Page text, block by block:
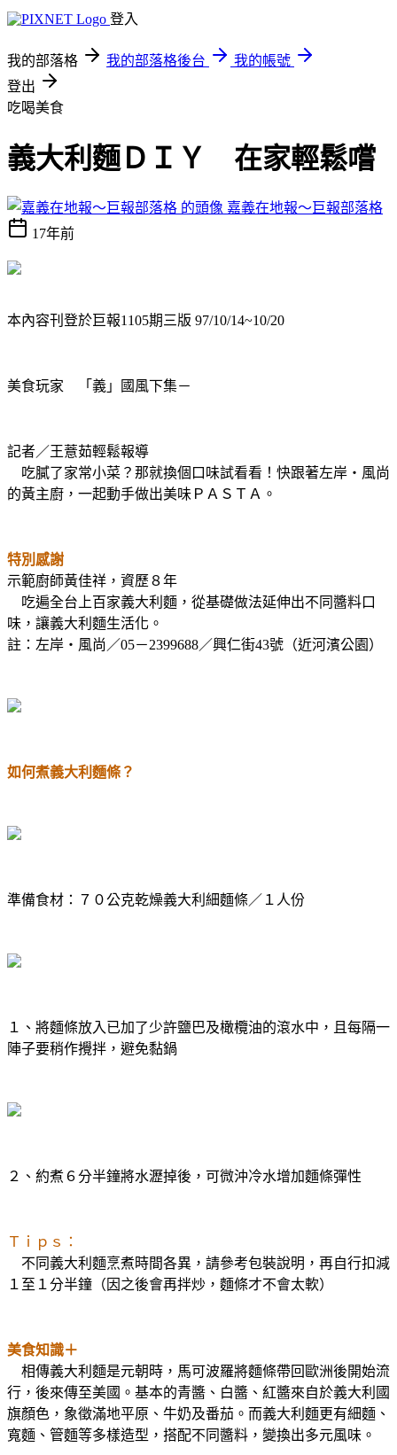
登入
我的部落格 我的部落格後台
我的帳號
登出
吃喝美食
義大利麵ＤＩＹ 在家輕鬆嚐
嘉義在地報～巨報部落格
17年前
本內容刊登於巨報1105期三版 97/10/14~10/20
美食玩家 「義」國風下集－
記者／王薏茹輕鬆報導
吃膩了家常小菜？那就換個口味試看看！快跟著左岸‧風尚
的黃主廚，一起動手做出美味ＰＡＳＴＡ。
特別感謝
示範廚師黃佳祥，資歷８年
吃遍全台上百家義大利麵，從基礎做法延伸出不同醬料口
味，讓義大利麵生活化。
註：左岸‧風尚／05－2399688／興仁街43號（近河濱公園）
如何煮義大利麵條？
準備食材：７０公克乾燥義大利細麵條／１人份
１、將麵條放入已加了少許鹽巴及橄欖油的滾水中，且每隔一
陣子要稍作攪拌，避免黏鍋
２、約煮６分半鐘將水瀝掉後，可微沖冷水增加麵條彈性
Ｔｉｐｓ：
不同義大利麵烹煮時間各異，請參考包裝說明，再自行扣減
１至１分半鐘（因之後會再拌炒，麵條才不會太軟）
美食知識＋
相傳義大利麵是元朝時，馬可波羅將麵條帶回歐洲後開始流
行，後來傳至美國。基本的青醬、白醬、紅醬來自於義大利國
旗顏色，象徵滿地平原、牛奶及番茄。而義大利麵更有細麵、
寬麵、管麵等多樣造型，搭配不同醬料，變換出多元風味。